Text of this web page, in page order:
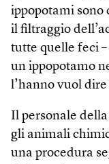
ippopotami sono
il filtraggio
tutte quelle feci
un ippopotamo
l’hanno vuol
Il personale
gli animali
una procedura